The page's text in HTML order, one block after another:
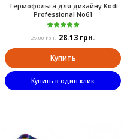
Термофольга для дизайну Kodi
Professional No61
29.00 грн. 28.13 грн.
Купить
Купить в один клик